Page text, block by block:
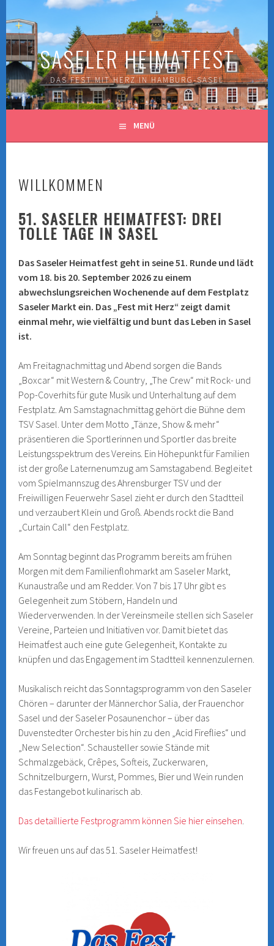
zum
Inhalt
SASELER HEIMATFEST
DAS FEST MIT HERZ IN HAMBURG-SASEL
MENÜ
WILLKOMMEN
51. SASELER HEIMATFEST: DREI
TOLLE TAGE IN SASEL
Das Saseler Heimatfest geht in seine 51. Runde und lädt
vom 18. bis 20. September 2026 zu einem
abwechslungsreichen Wochenende auf dem Festplatz
Saseler Markt ein. Das „Fest mit Herz“ zeigt damit
einmal mehr, wie vielfältig und bunt das Leben in Sasel
ist.
Am Freitagnachmittag und Abend sorgen die Bands
„Boxcar“ mit Western & Country, „The Crew“ mit Rock- und
Pop-Coverhits für gute Musik und Unterhaltung auf dem
Festplatz. Am Samstagnachmittag gehört die Bühne dem
TSV Sasel. Unter dem Motto „Tänze, Show & mehr“
präsentieren die Sportlerinnen und Sportler das breite
Leistungsspektrum des Vereins. Ein Höhepunkt für Familien
ist der große Laternenumzug am Samstagabend. Begleitet
vom Spielmannszug des Ahrensburger TSV und der
Freiwilligen Feuerwehr Sasel zieht er durch den Stadtteil
und verzaubert Klein und Groß. Abends rockt die Band
„Curtain Call“ den Festplatz.
Am Sonntag beginnt das Programm bereits am frühen
Morgen mit dem Familienflohmarkt am Saseler Markt,
Kunaustraße und am Redder. Von 7 bis 17 Uhr gibt es
Gelegenheit zum Stöbern, Handeln und
Wiederverwenden. In der Vereinsmeile stellen sich Saseler
Vereine, Parteien und Initiativen vor. Damit bietet das
Heimatfest auch eine gute Gelegenheit, Kontakte zu
knüpfen und das Engagement im Stadtteil kennenzulernen.
Musikalisch reicht das Sonntagsprogramm von den Saseler
Chören – darunter der Männerchor Salia, der Frauenchor
Sasel und der Saseler Posaunenchor – über das
Duvenstedter Orchester bis hin zu den „Acid Fireflies“ und
„New Selection“. Schausteller sowie Stände mit
Schmalzgebäck, Crêpes, Softeis, Zuckerwaren,
Schnitzelburgern, Wurst, Pommes, Bier und Wein runden
das Festangebot kulinarisch ab.
Das detaillierte Festprogramm können Sie hier einsehen.
Wir freuen uns auf das 51. Saseler Heimatfest!